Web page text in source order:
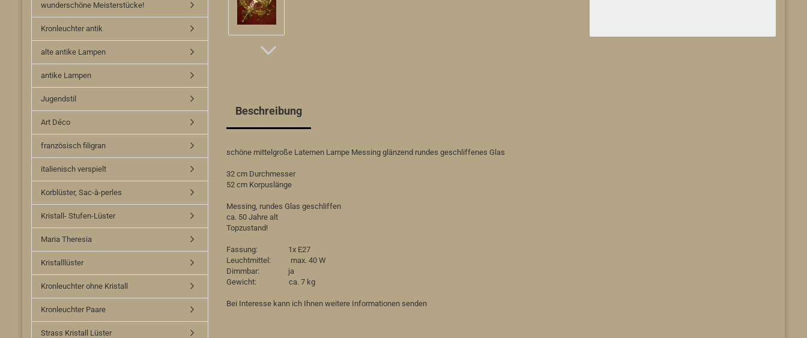
Beschreibung
schöne mittelgroße Laternen Lampe Messing glänzend rundes geschliffenes Glas
32 cm Durchmesser
52 cm Korpuslänge
Messing, rundes Glas geschliffen
ca. 50 Jahre alt
Topzustand!
Fassung: 1x E27
Leuchtmittel: max. 40 W
Dimmbar: ja
Gewicht: ca. 7 kg
Bei Interesse kann ich Ihnen weitere Informationen senden
wunderschöne Meisterstücke!
Kronleuchter antik
alte antike Lampen
antike Lampen
Jugendstil
Art Déco
französisch filigran
italienisch verspielt
Korblüster, Sac-à-perles
Kristall- Stufen-Lüster
Maria Theresia
Kristalllüster
Kronleuchter ohne Kristall
Kronleuchter Paare
Strass Kristall Lüster